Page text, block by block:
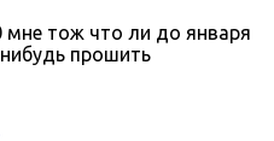
мне тож что ли до января
прошить